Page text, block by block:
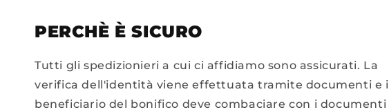
PERCHÈ È SICURO
Tutti gli spedizionieri a cui ci affidiamo sono assicurati. La
verifica dell'identità viene effettuata tramite documenti e il
beneficiario del bonifico deve combaciare con i documenti